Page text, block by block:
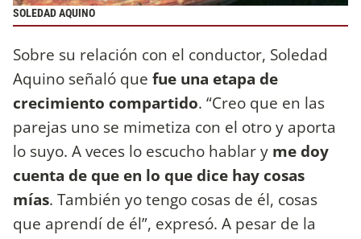
SOLEDAD AQUINO
Sobre su relación con el conductor, Soledad
Aquino señaló que fue una etapa de
crecimiento compartido. “Creo que en las
parejas uno se mimetiza con el otro y aporta
lo suyo. A veces lo escucho hablar y me doy
cuenta de que en lo que dice hay cosas
mías. También yo tengo cosas de él, cosas
que aprendí de él”, expresó. A pesar de la